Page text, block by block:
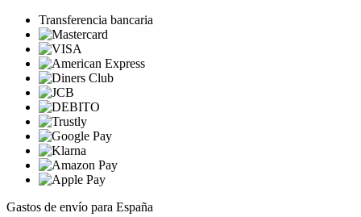
Transferencia bancaria
Gastos de envío para España